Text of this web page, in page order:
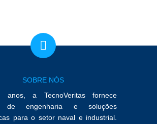
SOBRE NÓS
anos, a TecnoVeritas fornece
de engenharia e soluções
para o setor naval e industrial.